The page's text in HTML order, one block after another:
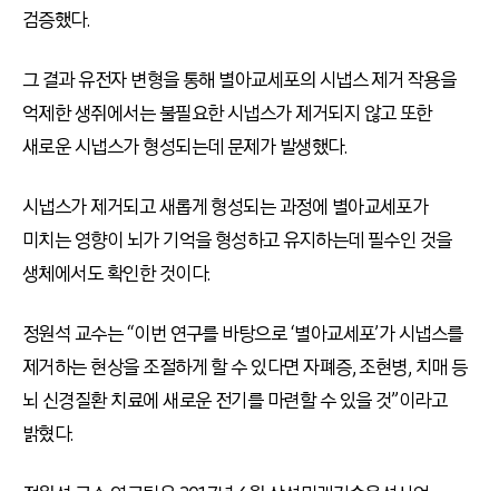
검증했다.
그 결과 유전자 변형을 통해 별아교세포의 시냅스 제거 작용을
억제한 생쥐에서는 불필요한 시냅스가 제거되지 않고 또한
새로운 시냅스가 형성되는데 문제가 발생했다.
시냅스가 제거되고 새롭게 형성되는 과정에 별아교세포가
미치는 영향이 뇌가 기억을 형성하고 유지하는데 필수인 것을
생체에서도 확인한 것이다.
정원석 교수는 “이번 연구를 바탕으로 ‘별아교세포’가 시냅스를
제거하는 현상을 조절하게 할 수 있다면 자폐증, 조현병, 치매 등
뇌 신경질환 치료에 새로운 전기를 마련할 수 있을 것”이라고
밝혔다.